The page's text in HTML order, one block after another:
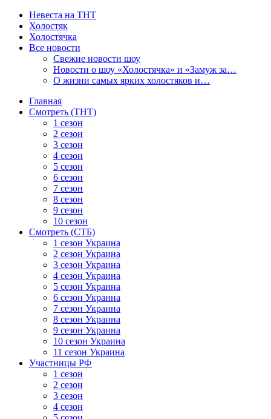
Невеста на ТНТ
Холостяк
Холостячка
Все новости
Свежие новости шоу
Новости о шоу «Холостячка» и «Замуж за…
О жизни самых ярких холостяков и…
Главная
Смотреть (ТНТ)
1 сезон
2 сезон
3 сезон
4 сезон
5 сезон
6 сезон
7 сезон
8 сезон
9 сезон
10 сезон
Смотреть (СТБ)
1 сезон Украина
2 сезон Украина
3 сезон Украина
4 сезон Украина
5 сезон Украина
6 сезон Украина
7 сезон Украина
8 сезон Украина
9 сезон Украина
10 сезон Украина
11 сезон Украина
Участницы РФ
1 сезон
2 сезон
3 сезон
4 сезон